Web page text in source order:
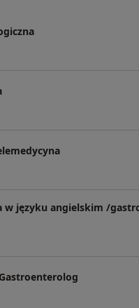
w języku angielskim /